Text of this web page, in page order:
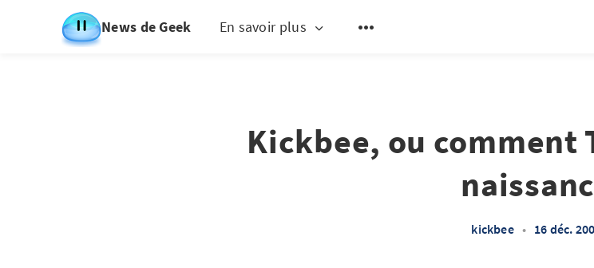
News de Geek En savoir plus
Kickbee, ou
kickbee • 16 déc.